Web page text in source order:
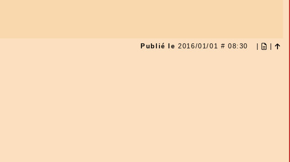
Publié le 2016/01/01 # 08:30 | |